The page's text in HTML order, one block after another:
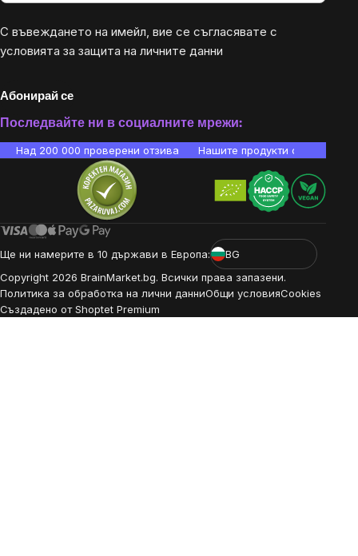
С въвеждането на имейл, вие се съгласявате с
условията за защита на личните данни
Абонирай се
Последвайте ни в социалните мрежи:
Над 200 000 проверени отзива Нашите продукти са
Ще ни намерите в 10 държави в Европа:
BG
Copyright 2026 BrainMarket.bg. Всички права запазени.
Политика за обработка на лични данниОбщи условияCookies
Създадено от Shoptet Premium